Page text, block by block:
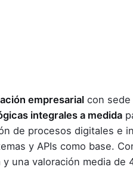
empresarial con sede
integrales a medida
de procesos digitales e
y APIs como base.
y una valoración media